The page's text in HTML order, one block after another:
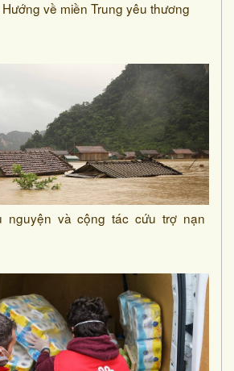
về miền Trung yêu thương
nguyện và cộng tác cứu trợ nạn